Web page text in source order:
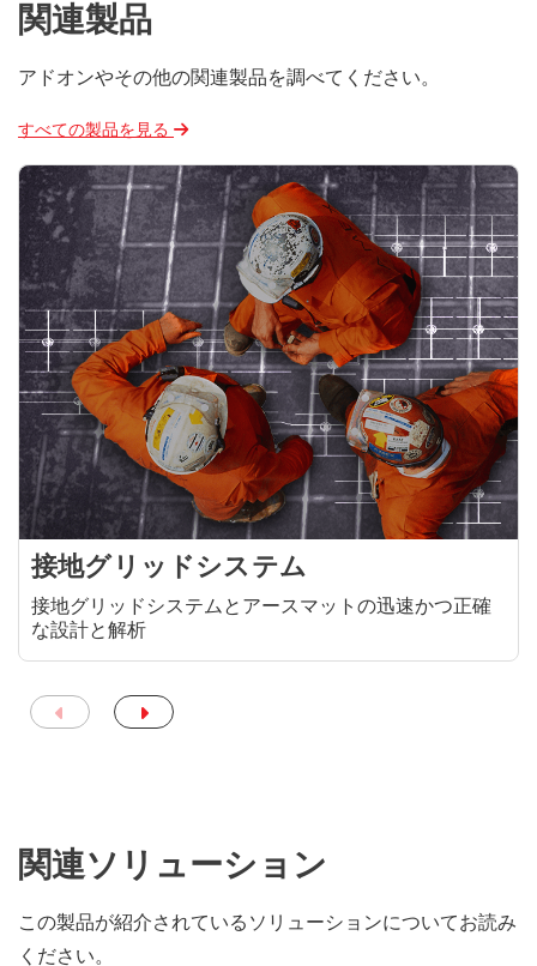
関連製品
アドオンやその他の関連製品を調べてください。
すべての製品を見る
接地グリッドシステム
接地グリッドシステムとアースマットの迅速かつ正確
な設計と解析
関連ソリューション
この製品が紹介されているソリューションについてお読み
ください。